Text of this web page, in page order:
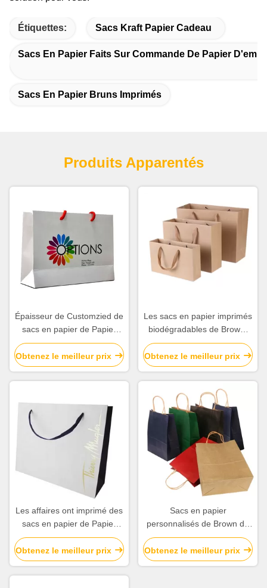
Étiquettes: Sacs Kraft Papier Cadeau
Sacs En Papier Faits Sur Commande De Papier
Sacs En Papier Bruns Imprimés
Produits Apparentés
Épaisseur de Customzied de
sacs en papier de Papier
d'emballage imprimée par
blanc pour la promotion de
société
Obtenez le meilleur prix
Les sacs en papier imprimés
biodégradables de Brown,
cadeau de papier
d'emballage met en sac la
longévité élevée
Obtenez le meilleur prix
Les affaires ont imprimé des
sacs en papier de Papier
d'emballage avec la finition
extérieure de estampillage
chaude d'or
Obtenez le meilleur prix
Sacs en papier
personnalisés de Brown de
fond plat avec la poignée de
corde tordue par papier
Obtenez le meilleur prix